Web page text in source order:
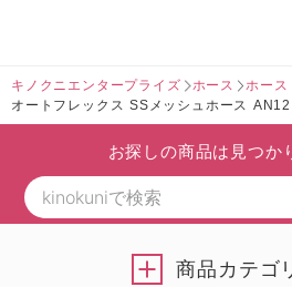
キノクニエンタープライズ ホース ホース
オートフレックス SSメッシュホース
お探しの商品は見つか
商品カテゴ